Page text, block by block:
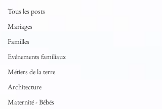
Tous les posts
Mariages
Familles
Evénements familiaux
Métiers de la terre
Architecture
Maternité - Bébés